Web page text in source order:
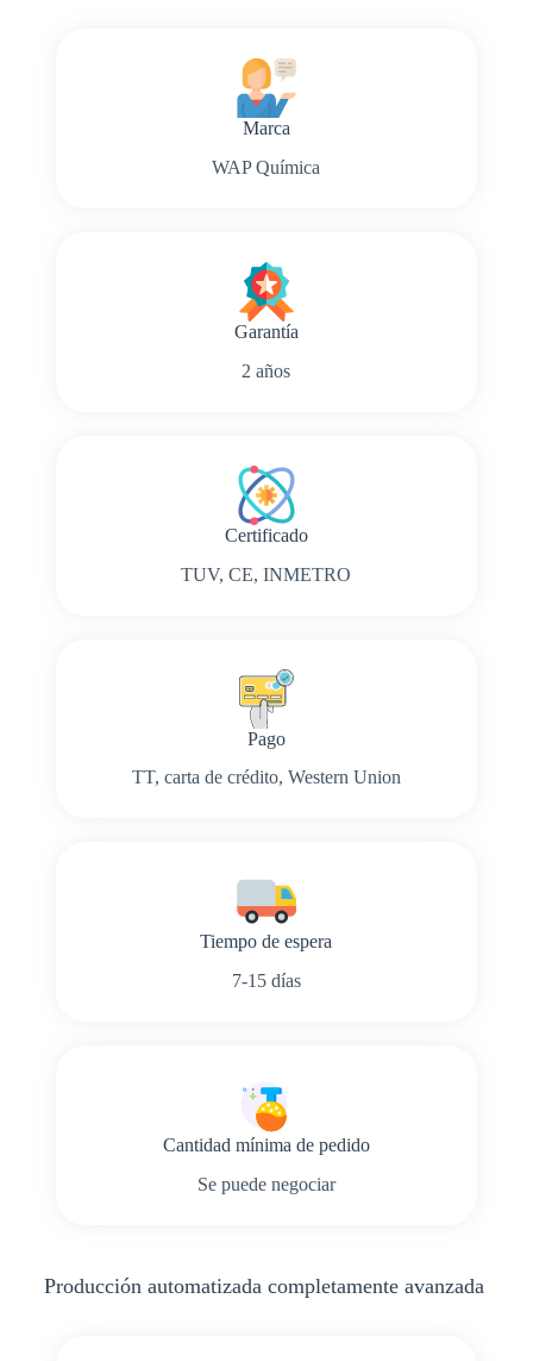
Marca
WAP Química
Garantía
2 años
Certificado
TUV, CE, INMETRO
Pago
TT, carta de crédito, Western Union
Tiempo de espera
7-15 días
Cantidad mínima de pedido
Se puede negociar
Producción automatizada completamente avanzada